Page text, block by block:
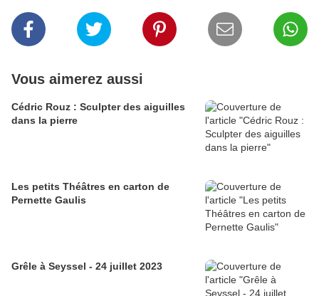
Vous aimerez aussi
Cédric Rouz : Sculpter des aiguilles
dans la pierre
Les petits Théâtres en carton de
Pernette Gaulis
Grêle à Seyssel - 24 juillet 2023